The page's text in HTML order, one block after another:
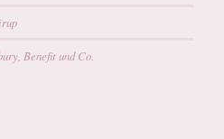
Benefit und Co.